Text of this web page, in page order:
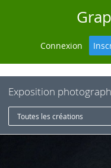
Connexion
Exposition
Toutes les créations